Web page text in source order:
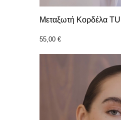
Μεταξωτή Κορδέλα
55,00 €